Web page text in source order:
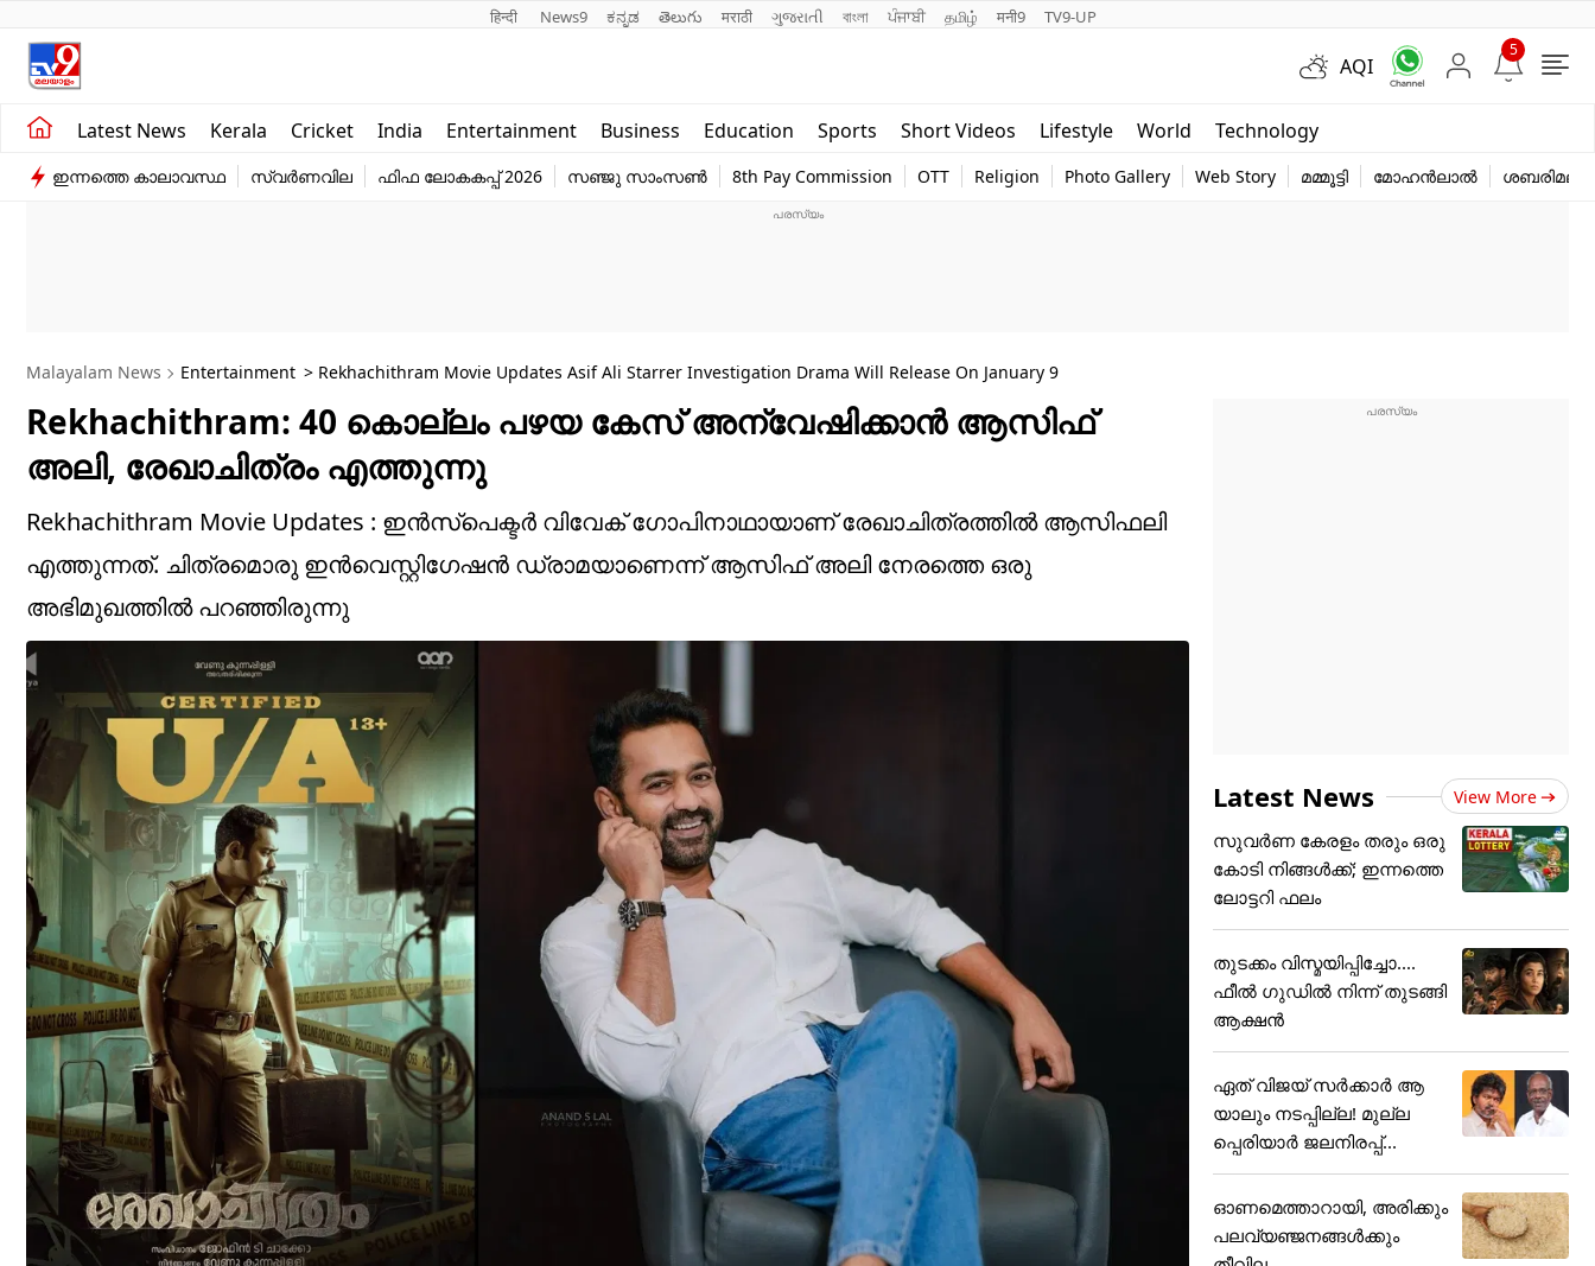
हिन्दी News9 ಕನ್ನಡ తెలుగు मराठी ગુજરાતી বাংলা ਪੰਜਾਬੀ தமிழ் मनी9 TV9-UP
AQI
5
Latest News Kerala Cricket India Entertainment Business Education Sports Short Videos Lifestyle World Technology
Kerala
India
Education
world
Web Story
ഇന്നത്തെ കാലാവസ്ഥ സ്വർണവില ഫിഫ ലോകകപ്പ് 2026 സഞ്ജു സാംസൺ 8th Pay Commission OTT Religion Photo Gallery Web Story മമ്മൂട്ടി മോഹൻലാൽ ശബരിമല
Malayalam News Entertainment > Rekhachithram Movie Updates Asif Ali Starrer Investigation Drama Will Release On January 9
Rekhachithram: 40 കൊല്ലം പഴയ കേസ് അന്വേഷിക്കാൻ ആസിഫ്
അലി, രേഖാചിത്രം എത്തുന്നു
Rekhachithram Movie Updates : ഇൻസ്പെക്ടർ വിവേക് ഗോപിനാഥായാണ് രേഖാചിത്രത്തിൽ ആസിഫലി
എത്തുന്നത്. ചിത്രമൊരു ഇൻവെസ്റ്റിഗേഷൻ ഡ്രാമയാണെന്ന് ആസിഫ് അലി നേരത്തെ ഒരു
അഭിമുഖത്തിൽ പറഞ്ഞിരുന്നു
Latest News View More
സുവർണ കേരളം തരും ഒരു
കോടി നിങ്ങൾക്ക്; ഇന്നത്തെ
ലോട്ടറി ഫലം
തുടക്കം വിസ്മയിപ്പിച്ചോ....
ഫീൽ ഗുഡിൽ നിന്ന് തുടങ്ങി
ആക്ഷൻ
ഏത് വിജയ് സർക്കാർ ആ
യാലും നടപ്പില്ല! മുല്ല
പ്പെരിയാർ ജലനിരപ്പ്...
ഓണമെത്താറായി, അരിക്കും
പലവ്യഞ്ജനങ്ങൾക്കും